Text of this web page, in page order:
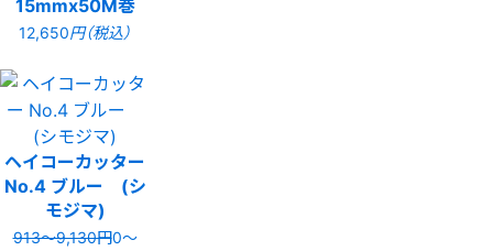
12,650円（税込）
ヘイコーカッター
No.4 ブルー (シ
モジマ)
913〜9,130円0〜